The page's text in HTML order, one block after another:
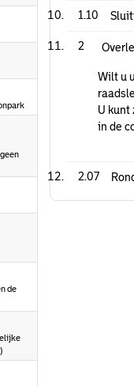
de
1.10
2
Wilt u
U kunt
in de
2.07